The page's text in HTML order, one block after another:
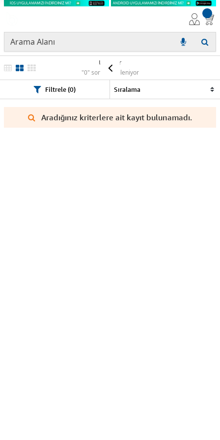
Ürünler
"0" sonuç listeleniyor
Filtrele (0)
Aradığınız kriterlere ait kayıt bulunamadı.